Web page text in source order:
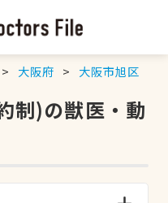
大阪府 大阪市旭区
制)の獣医・動